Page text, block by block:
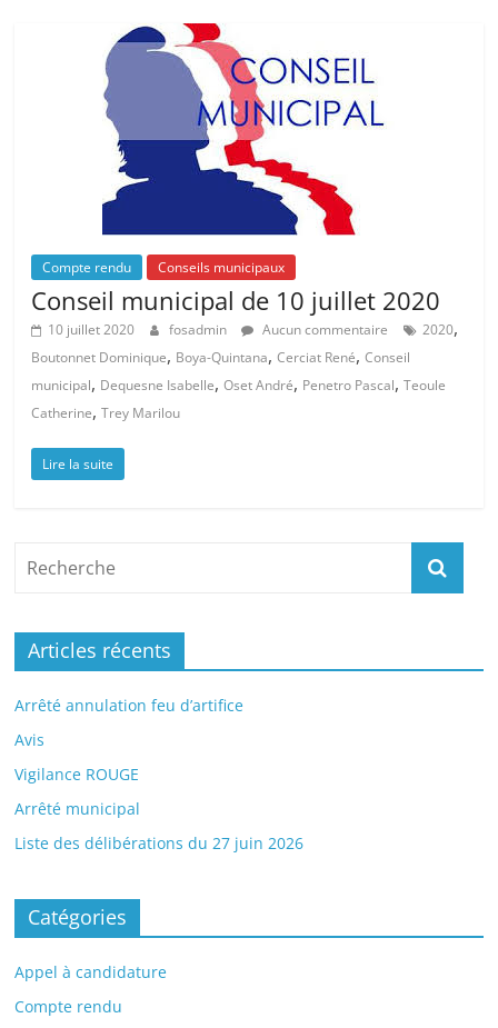
Compte rendu Conseils municipaux
Conseil municipal de 10 juillet 2020
10 juillet 2020 fosadmin Aucun commentaire 2020,
Boutonnet Dominique, Boya-Quintana,Cerciat René,Conseil
municipal, Dequesne Isabelle,Oset André, Penetro Pascal,Teoule
Catherine,Trey Marilou
Lire la suite
Articles récents
Arrêté annulation feu d’artifice
Avis
Vigilance ROUGE
Arrêté municipal
Liste des délibérations du 27 juin 2026
Catégories
Appel à candidature
Compte rendu